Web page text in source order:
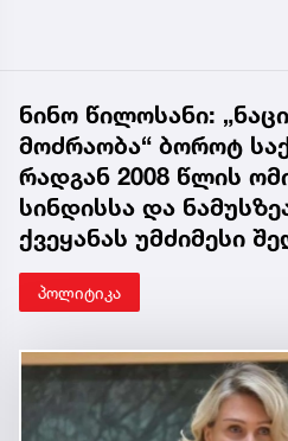
ნინო წილოსანი:
მოძრაობა“ ბოროტ
რადგან 2008 წლის
სინდისსა და
ქვეყანას უმძიმესი
პოლიტიკა